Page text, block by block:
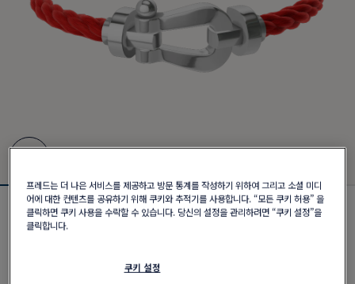
포스텐 브레이슬릿
₩ 5,650,000
프레드는 더 나은 서비스를 제공하고 방문 통계를 작성하기 위하여 그리고 소셜 미디
어에 대한 컨텐츠를 공유하기 위해 쿠키와 추적기를 사용합니다. “모든 쿠키 허용” 을
클릭하면 쿠키 사용을 수락할 수 있습니다. 당신의 설정을 관리하려면 “쿠키 설정”을
클릭합니다.
쿠키 설정